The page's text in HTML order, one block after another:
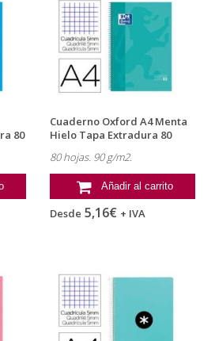
80
Cuaderno Oxford A4 Menta
Hielo Tapa Extradura 80
80 hojas. 90 g/m2.
Añadir al carrito
Desde 5,16€ + IVA